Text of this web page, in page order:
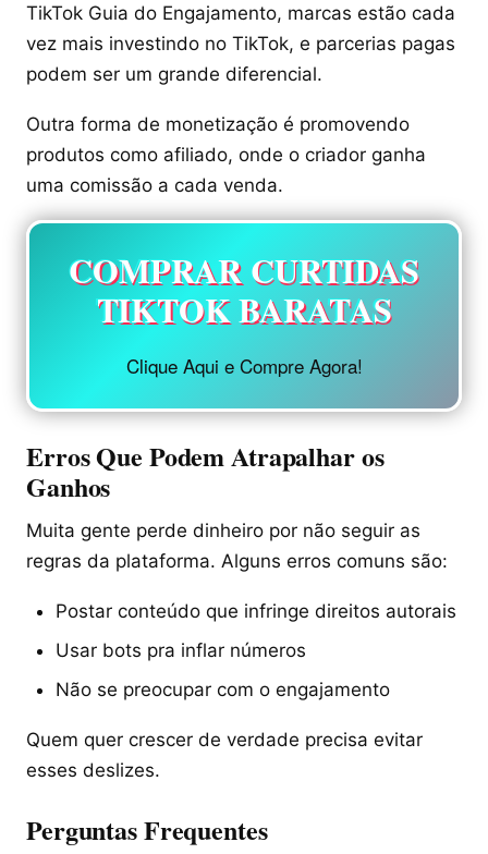
TikTok Guia do Engajamento, marcas estão cada
vez mais investindo no TikTok, e parcerias pagas
podem ser um grande diferencial.
Outra forma de monetização é promovendo
produtos como afiliado, onde o criador ganha
uma comissão a cada venda.
COMPRAR CURTIDAS
TIKTOK BARATAS
Clique Aqui e Compre Agora!
Erros Que Podem Atrapalhar os
Ganhos
Muita gente perde dinheiro por não seguir as
regras da plataforma. Alguns erros comuns são:
Postar conteúdo que infringe direitos autorais
Usar bots pra inflar números
Não se preocupar com o engajamento
Quem quer crescer de verdade precisa evitar
esses deslizes.
Perguntas Frequentes